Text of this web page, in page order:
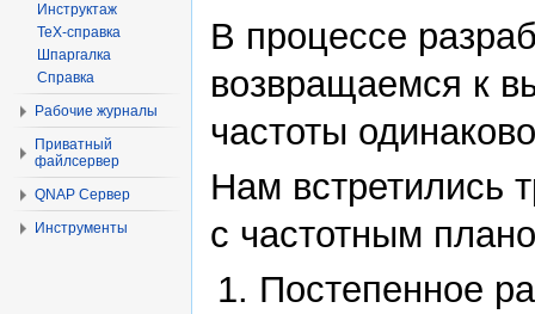
В процессе
возвращаемся к
частоты
Нам встретились
с частотным
Постепенное
Инструктаж
TeX-справка
Шпаргалка
Справка
Рабочие журналы
Приватный
файлсервер
QNAP Сервер
Инструменты